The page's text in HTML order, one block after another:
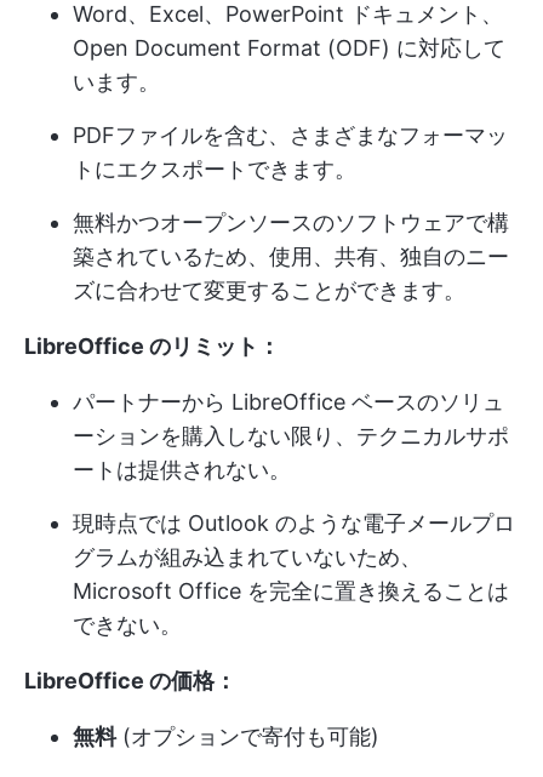
Word、Excel、PowerPoint ドキュメント、
Open Document Format (ODF) に対応して
います。
PDFファイルを含む、さまざまなフォーマッ
トにエクスポートできます。
無料かつオープンソースのソフトウェアで構
築されているため、使用、共有、独自のニー
ズに合わせて変更することができます。
LibreOffice のリミット：
パートナーから LibreOffice ベースのソリュ
ーションを購入しない限り、テクニカルサポ
ートは提供されない。
現時点では Outlook のような電子メールプロ
グラムが組み込まれていないため、
Microsoft Office を完全に置き換えることは
できない。
LibreOffice の価格：
無料(オプションで寄付も可能)